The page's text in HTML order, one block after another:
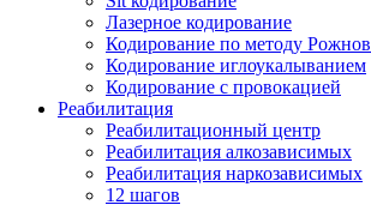
Лазерное кодирование
Кодирование по методу
Кодирование иглоукалыванием
Кодирование с провокацией
Реабилитация
Реабилитационный центр
Реабилитация алкозависимых
Реабилитация наркозависимых
12 шагов